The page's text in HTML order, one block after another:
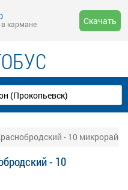
в кармане
Скачать
- 10
- 10